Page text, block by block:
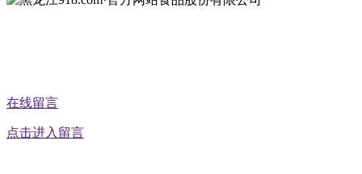
在线留言
点击进入留言